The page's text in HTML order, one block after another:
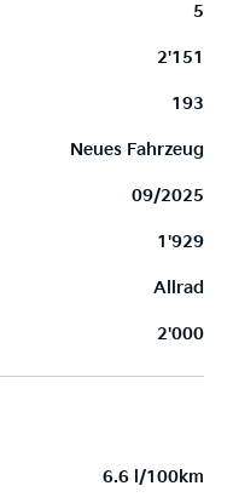
5
2'151
193
Neues Fahrzeug
09/2025
1'929
Allrad
2'000
6.6 l/100km